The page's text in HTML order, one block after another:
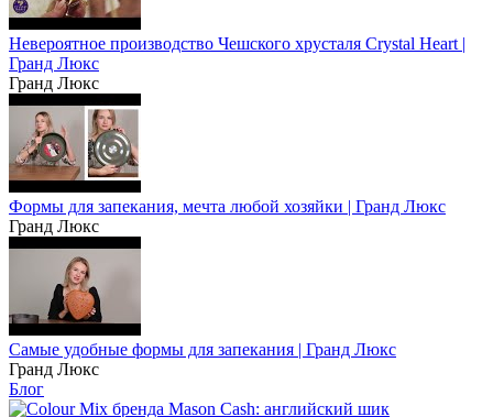
Невероятное производство Чешского хрусталя Crystal Heart |
Гранд Люкс
Гранд Люкс
Формы для запекания, мечта любой хозяйки | Гранд Люкс
Гранд Люкс
Самые удобные формы для запекания | Гранд Люкс
Гранд Люкс
Блог